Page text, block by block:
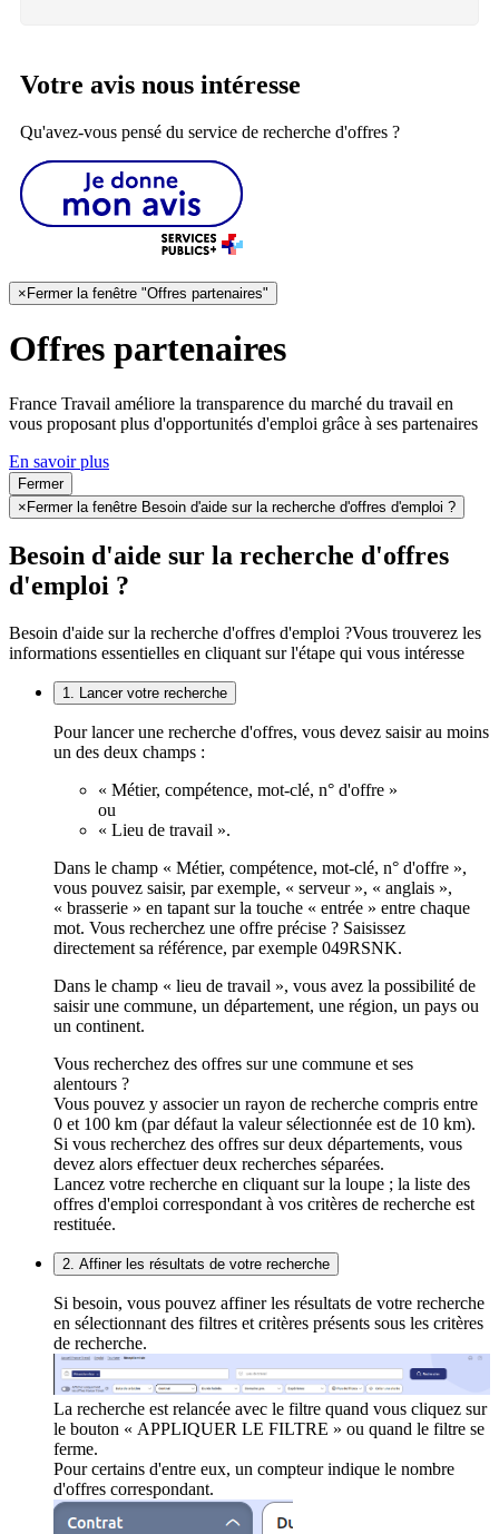
Votre avis nous intéresse
Qu'avez-vous pensé du service de recherche d'offres ?
× Fermer la fenêtre "Offres partenaires"
Offres partenaires
France Travail améliore la transparence du marché du travail en
vous proposant plus d'opportunités d'emploi grâce à ses partenaires
En savoir plus
Fermer
×Fermer la fenêtre Besoin d'aide sur la recherche d'offres d'emploi ?
Besoin d'aide sur la recherche d'offres
d'emploi ?
Besoin d'aide sur la recherche d'offres d'emploi ?Vous trouverez les
informations essentielles en cliquant sur l'étape qui vous intéresse
1. Lancer votre recherche
Pour lancer une recherche d'offres, vous devez saisir au moins
un des deux champs :
« Métier, compétence, mot-clé, n° d'offre »
ou
« Lieu de travail ».
Dans le champ « Métier, compétence, mot-clé, n° d'offre »,
vous pouvez saisir, par exemple, « serveur », « anglais »,
« brasserie » en tapant sur la touche « entrée » entre chaque
mot. Vous recherchez une offre précise ? Saisissez
directement sa référence, par exemple 049RSNK.
Dans le champ « lieu de travail », vous avez la possibilité de
saisir une commune, un département, une région, un pays ou
un continent.
Vous recherchez des offres sur une commune et ses
alentours ?
Vous pouvez y associer un rayon de recherche compris entre
0 et 100 km (par défaut la valeur sélectionnée est de 10 km).
Si vous recherchez des offres sur deux départements, vous
devez alors effectuer deux recherches séparées.
Lancez votre recherche en cliquant sur la loupe ; la liste des
offres d'emploi correspondant à vos critères de recherche est
restituée.
2. Affiner les résultats de votre recherche
Si besoin, vous pouvez affiner les résultats de votre recherche
en sélectionnant des filtres et critères présents sous les critères
de recherche.
La recherche est relancée avec le filtre quand vous cliquez sur
le bouton « APPLIQUER LE FILTRE » ou quand le filtre se
ferme.
Pour certains d'entre eux, un compteur indique le nombre
d'offres correspondant.